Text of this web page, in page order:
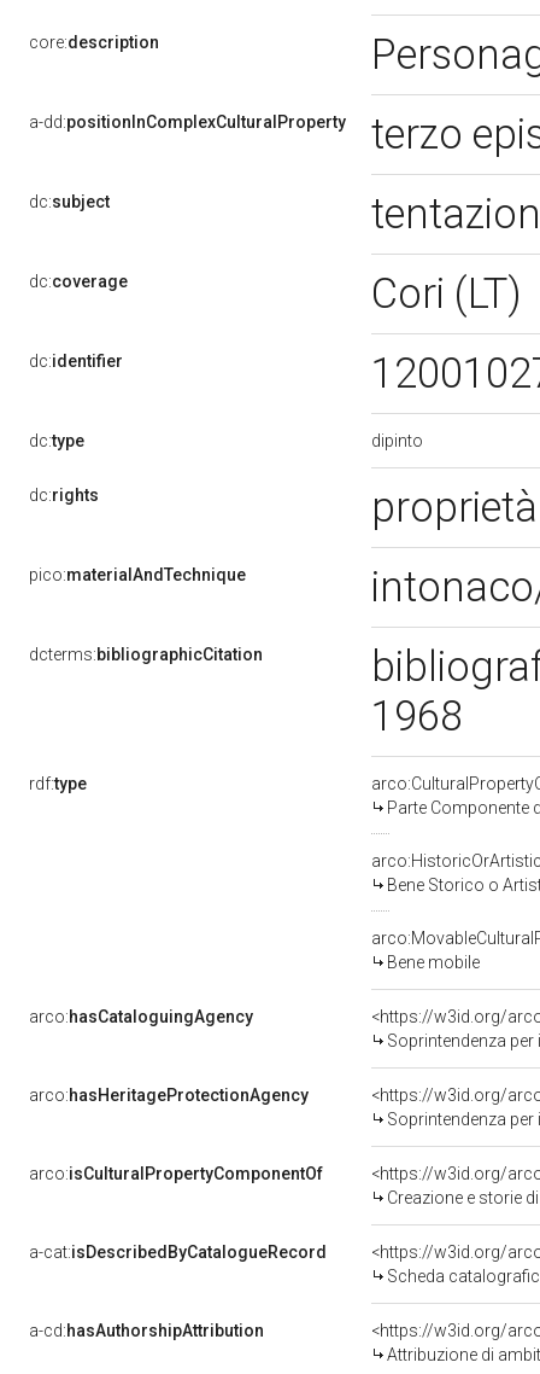
core:description
a-dd:positionInComplexCulturalProperty terzo
dc:subject
dc:coverage Cori (LT)
dc:identifier
dc:type dipinto
dc:rights
pico:materialAndTechnique
dcterms:bibliographicCitation
1968
rdf:type
Parte Componente
Bene Storico o
Bene mobile
arco:hasCataloguingAgency
<https://w3id.org/
Soprintendenza
arco:hasHeritageProtectionAgency
<https://w3id.org/
Soprintendenza per i
arco:isCulturalPropertyComponentOf
<https://w3id.org/
Creazione e storie
a-cat:isDescribedByCatalogueRecord
<https://w3id.org/
Scheda
a-cd:hasAuthorshipAttribution
<https://w3id.org/
Attribuzione di